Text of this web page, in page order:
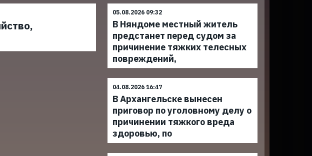
05.08.2026 09:32
В Няндоме местный житель
предстанет перед судом за
причинение тяжких телесных
повреждений,
04.08.2026 16:47
В Архангельске вынесен
приговор по уголовному делу о
причинении тяжкого вреда
здоровью, по